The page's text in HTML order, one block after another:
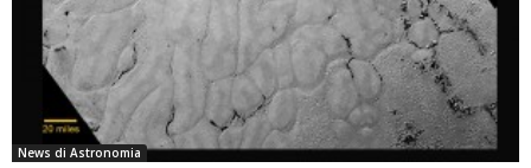
News di Astronomia